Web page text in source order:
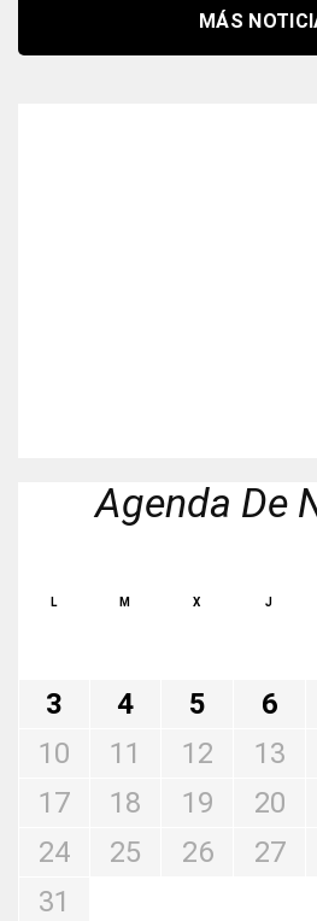
MÁS
Agenda De
L M X J
3
4 5 6
10
11 12 13
17
18 19 20
24
25 26 27
31